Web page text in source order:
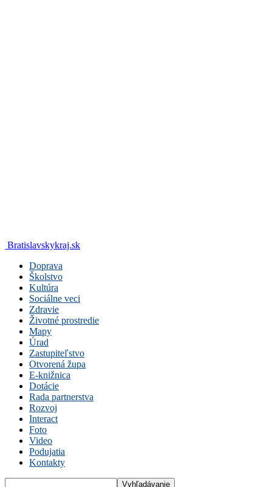
Bratislavskykraj.sk
Doprava
Školstvo
Kultúra
Sociálne veci
Zdravie
Životné prostredie
Mapy
Úrad
Zastupiteľstvo
Otvorená župa
E-knižnica
Dotácie
Rada partnerstva
Rozvoj
Interact
Foto
Video
Podujatia
Kontakty